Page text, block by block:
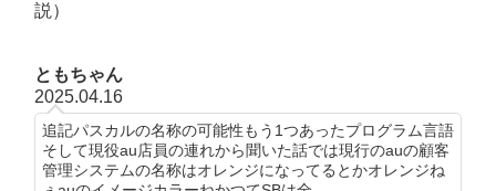
説）
ともちゃん
2025.04.16
追記パスカルの名称の可能性もう1つあったプログラム言語
そして現役au店員の連れから聞いた話では現行のauの顧客
管理システムの名称はオレンジになってるとかオレンジね